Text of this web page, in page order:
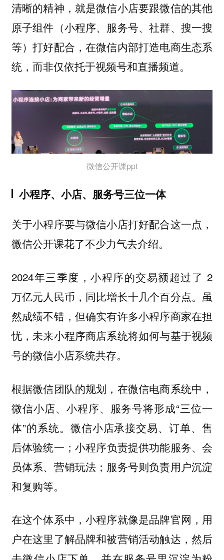
清晰的精神，就是微信小店要跟微信的其他
原子组件（小程序、服务号、社群、搜一搜
等）打好配合，在微信内部打造电商生态系
统，而非仅依托于视频号和直播频道。
微信公开课ppt
小程序、小店、服务号三位一体
关于小程序要与微信小店打好配合这一点，
微信公开课花了不少力气去介绍。
2024年三季度，小程序的交易额超过了 2
万亿元人民币，同比增长十几个百分点。虽
然成绩不错，但确实有许多小程序商家在担
忧，未来小程序商店系统将如何与基于视频
号的微信小店系统共存。
根据微信团队的规划，在微信电商系统中，
微信小店、小程序、服务号将形成“三位一
体”的系统。微信小店承接交易、订单、售
后体验统一；小程序负责提供功能服务、会
员体系、营销玩法；服务号则负责用户沉淀
和复购等。
在这个体系中，小程序就像是品牌官网，用
户在这里了解品牌和被营销活动触达，然后